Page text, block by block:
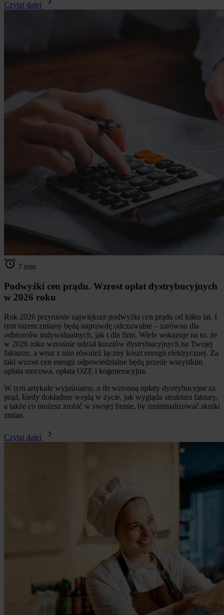
Czytaj dalej
7 min
Podwyżki cen prądu. Wzrost opłat dystrybucyjnych
w 2026 roku
Rok 2026 przyniesie największe podwyżki cen prądu od kilku lat. I
tym razem zmiany będą naprawdę odczuwalne – zarówno dla
odbiorców indywidualnych, jak i dla firm. Wiele wskazuje na to, że
w 2026 roku wzrośnie udział kosztów dystrybucyjnych na Twojej
fakturze, a wraz z nim również łączny koszt energii elektrycznej. Za
taki wzrost cen energii odpowiedzialne będą przede wszystkim
opłata mocowa, opłata OZE i kogeneracyjna.
W tym artykule wyjaśniamy, o ile wzrosną opłaty dystrybucyjne za
prąd, kiedy dokładnie wejdą w życie, jak wygląda struktura faktury,
a także co możesz zrobić w swojej firmie, by zminimalizować skutki
zmian.
Czytaj dalej